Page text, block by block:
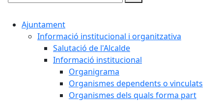
Cercar:
Ajuntament
Informació institucional i organitzativa
Salutació de l'Alcalde
Informació institucional
Organigrama
Organismes dependents o vinculats
Organismes dels quals forma part